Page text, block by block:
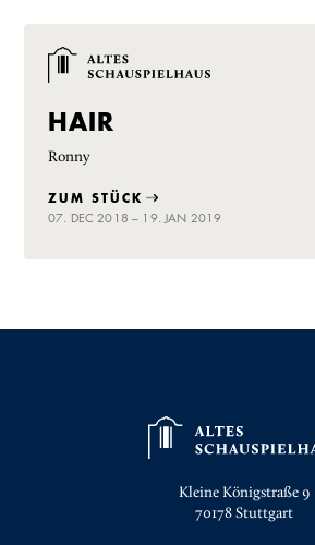
HAIR
Ronny
ZUM STÜCK
07. DEC 2018 – 19. JAN 2019
Kleine Königstraße 9
70178Stuttgart